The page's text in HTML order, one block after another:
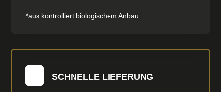
*aus kontrolliert biologischem Anbau
SCHNELLE LIEFERUNG